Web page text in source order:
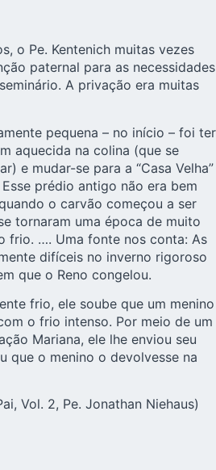
o Pe. Kentenich muitas vezes
paternal para as necessidades
A privação era muitas
pequena – no início – foi ter
aquecida na colina (que se
e mudar-se para a “Casa Velha”
prédio antigo não era bem
o carvão começou a ser
tornaram uma época de muito
frio. …. Uma fonte nos conta: As
difíceis no inverno rigoroso
que o Reno congelou.
frio, ele soube que um menino
o frio intenso. Por meio de um
Mariana, ele lhe enviou seu
que o menino o devolvesse na
Vol. 2, Pe. Jonathan Niehaus)